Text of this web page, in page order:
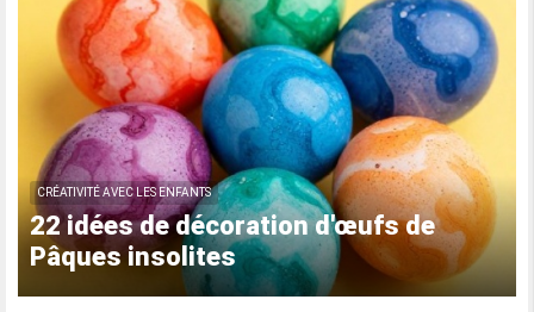
CRÉATIVITÉ AVEC LES ENFANTS
22 idées de décoration d'œufs de
Pâques insolites